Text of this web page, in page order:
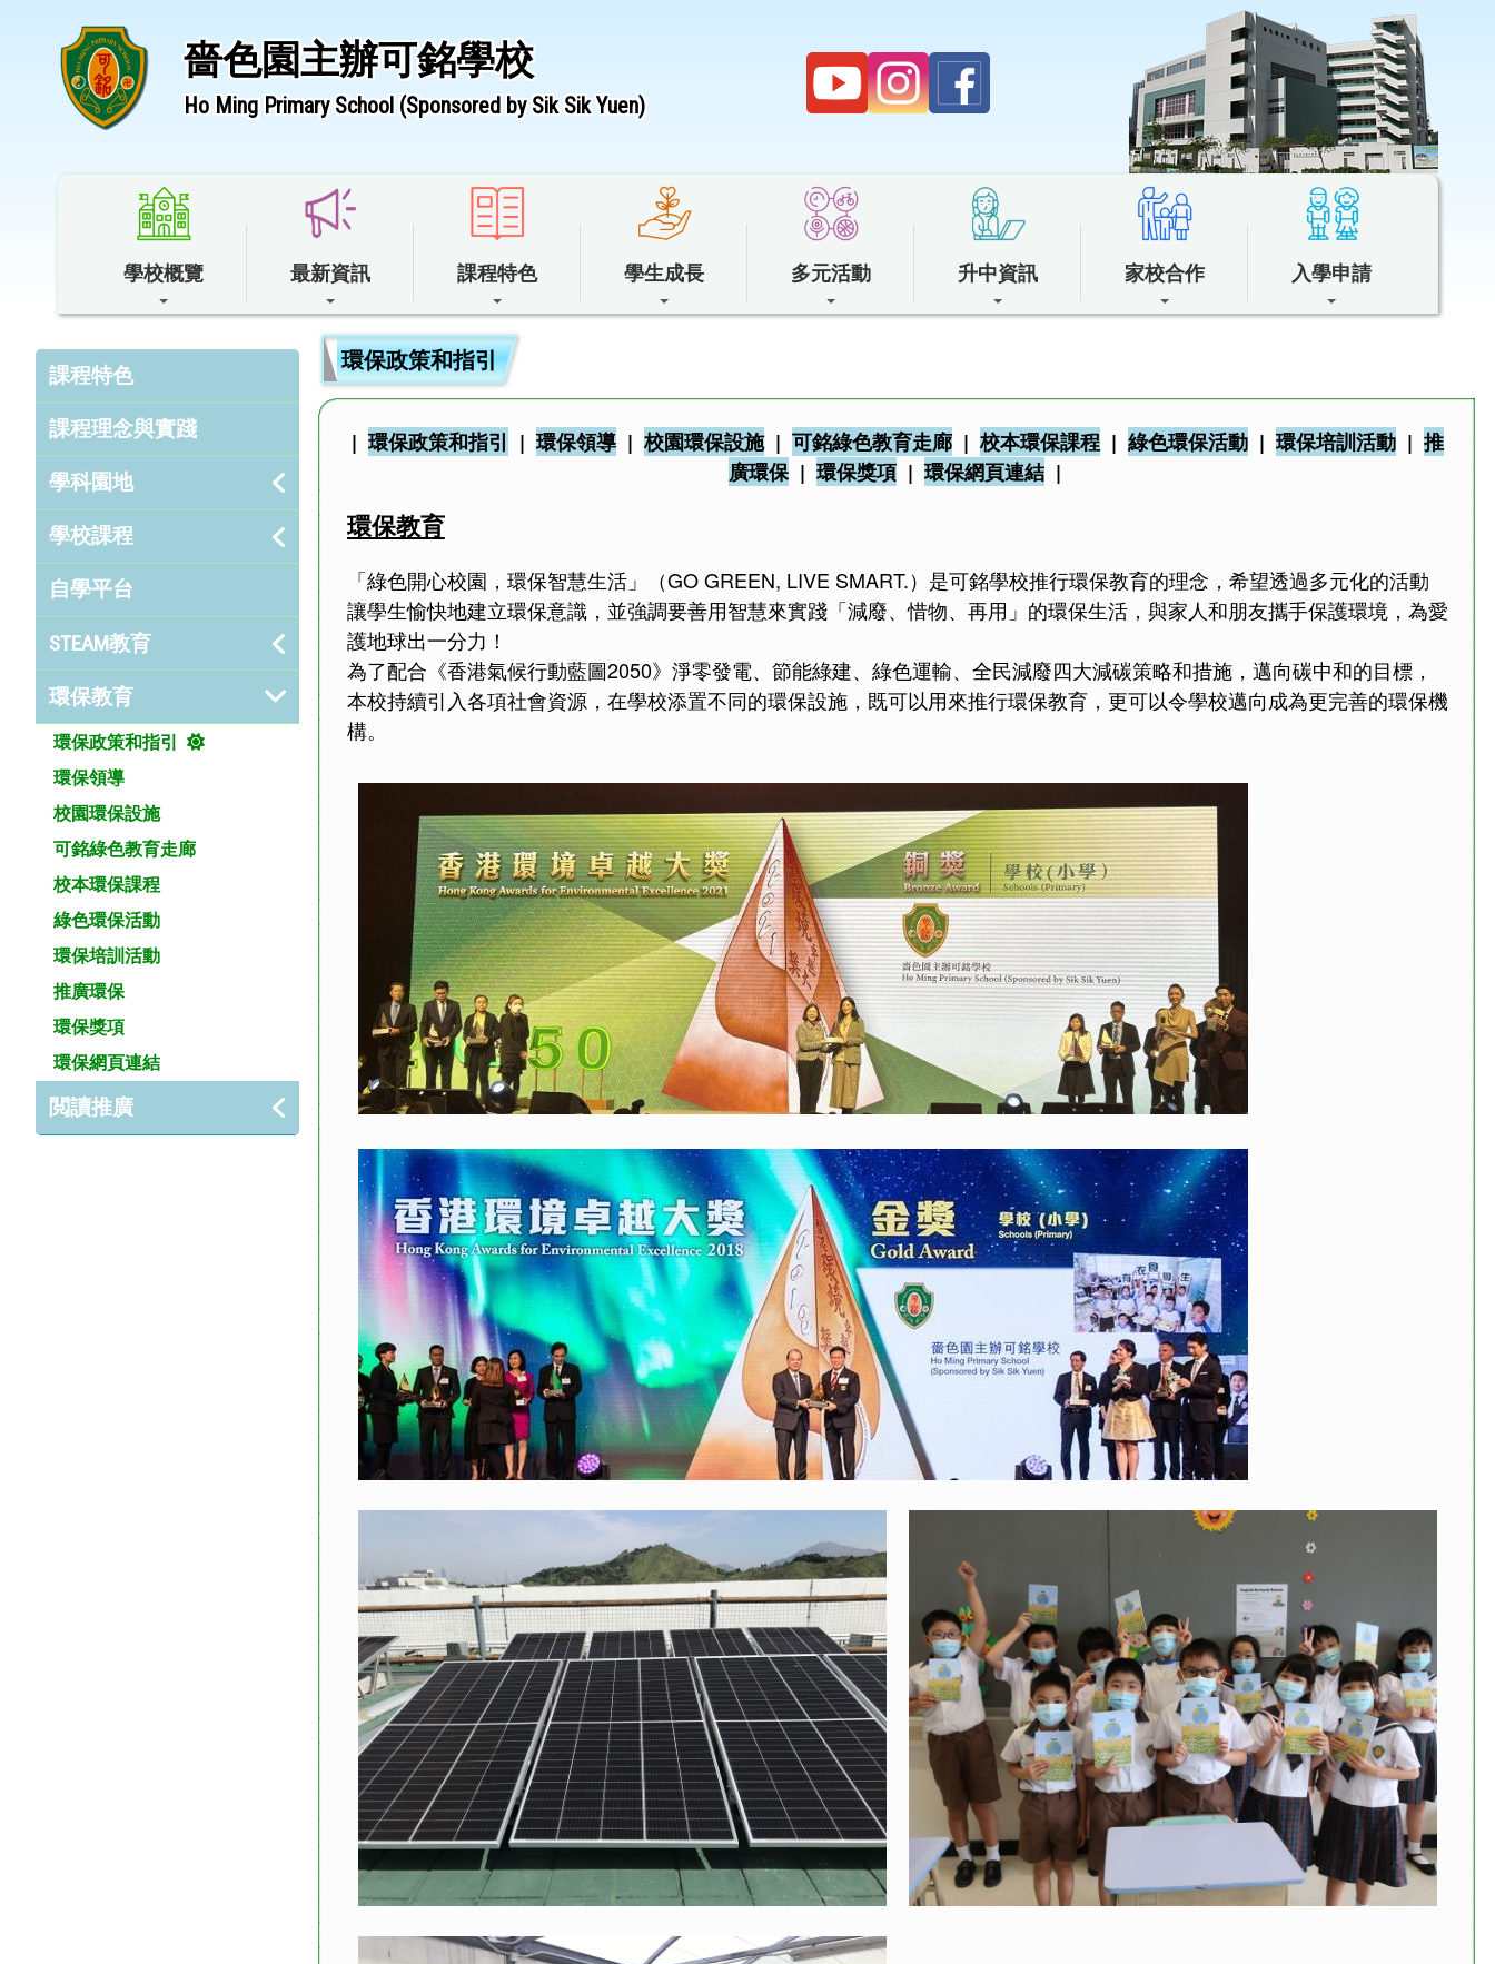
嗇色園主辦可銘學校
Ho Ming Primary School (Sponsored by Sik Sik Yuen)
學校概覽 最新資訊 課程特色 學生成長 多元活動 升中資訊 家校合作 入學申請
課程特色
課程理念與實踐
學科園地
學校課程
自學平台
STEAM教育
環保教育
環保政策和指引
環保領導
校園環保設施
可銘綠色教育走廊
校本環保課程
綠色環保活動
環保培訓活動
推廣環保
環保獎項
環保網頁連結
閲讀推廣
環保政策和指引
| 環保政策和指引 | 環保領導|校園環保設施| 可銘綠色教育走廊|校本環保課程| 綠色環保活動| 環保培訓活動| 推
廣環保| 環保獎項| 環保網頁連結|
環保教育
「綠色開心校園，環保智慧生活」（GO GREEN, LIVE SMART.）是可銘學校推行環保教育的理念，希望透過多元化的活動
讓學生愉快地建立環保意識，並強調要善用智慧來實踐「減廢、惜物、再用」的環保生活，與家人和朋友攜手保護環境，為愛
護地球出一分力！
為了配合《香港氣候行動藍圖2050》淨零發電、節能綠建、綠色運輸、全民減廢四大減碳策略和措施，邁向碳中和的目標，
本校持續引入各項社會資源，在學校添置不同的環保設施，既可以用來推行環保教育，更可以令學校邁向成為更完善的環保機
構。